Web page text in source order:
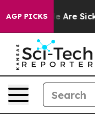
AGP PICKS
“People Are Sick